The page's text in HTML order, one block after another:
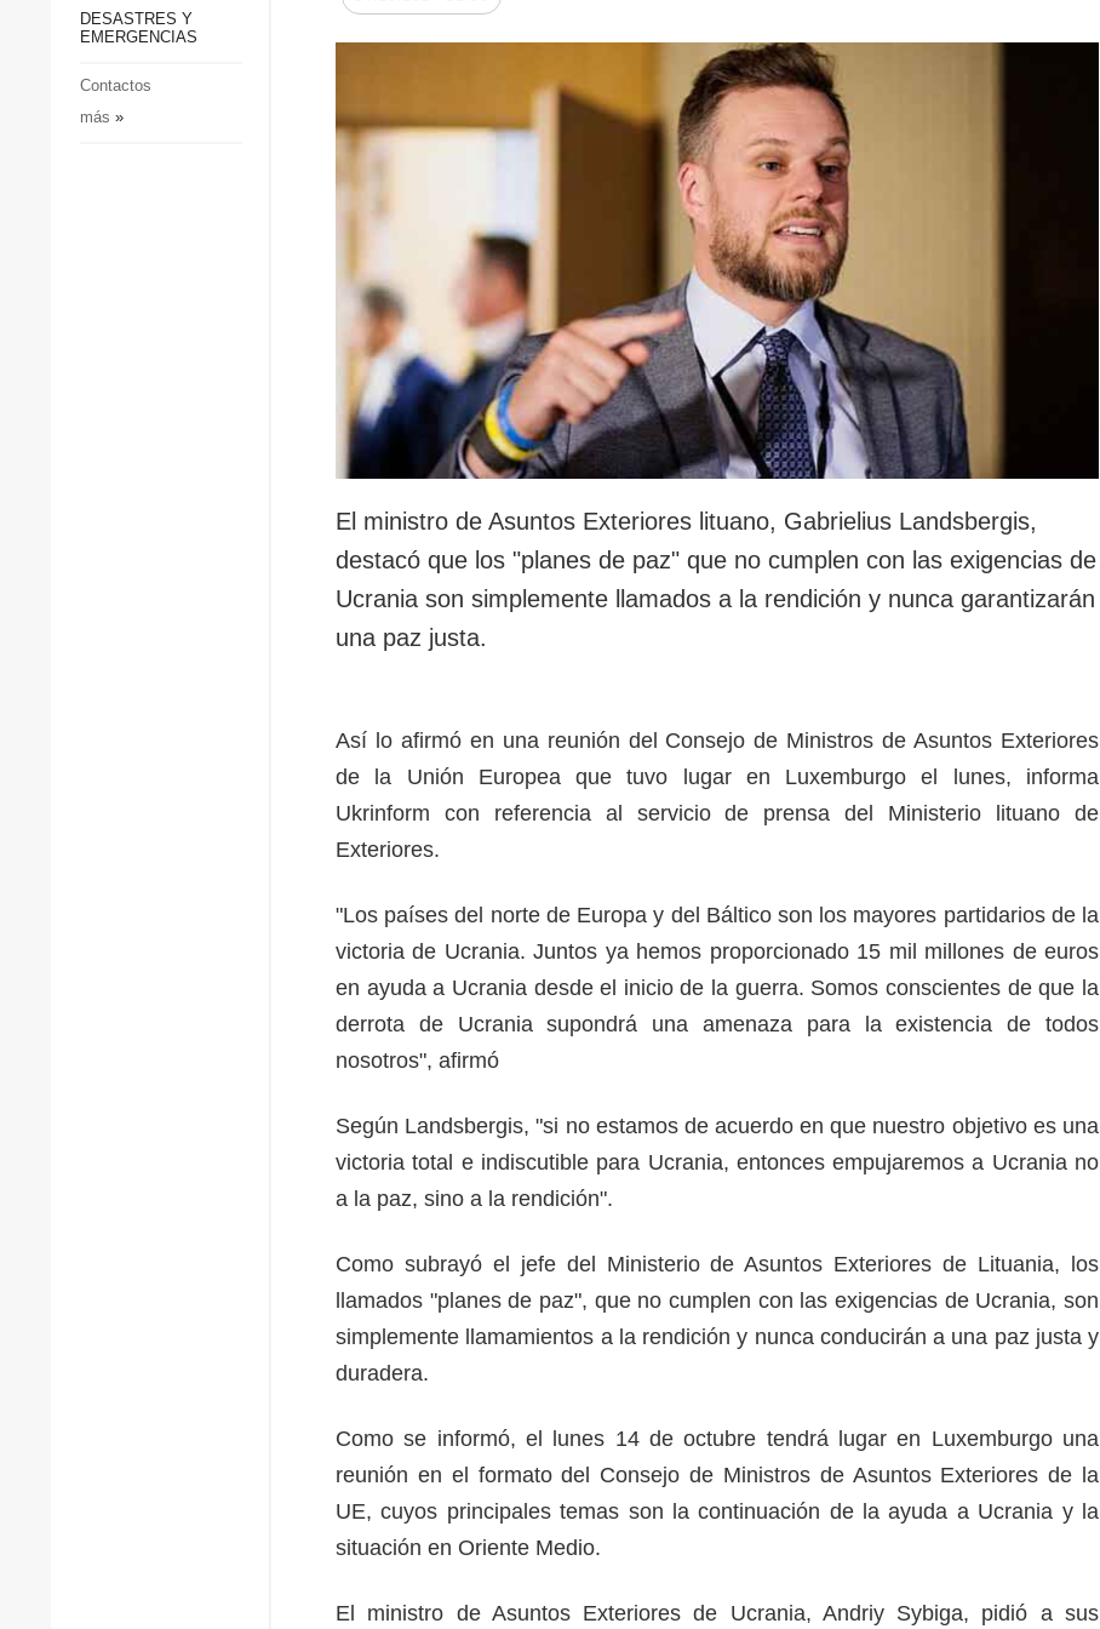
Sociedad y Cultura
Desastres y emergencias
DESASTRES Y
EMERGENCIAS
Contactos
más »
El ministro de Asuntos Exteriores lituano, Gabrielius Landsbergis,
destacó que los "planes de paz" que no cumplen con las exigencias de
Ucrania son simplemente llamados a la rendición y nunca garantizarán
una paz justa.
Así lo afirmó en una reunión del Consejo de Ministros de Asuntos Exteriores
de la Unión Europea que tuvo lugar en Luxemburgo el lunes, informa
Ukrinform con referencia al servicio de prensa del Ministerio lituano de
Exteriores.
"Los países del norte de Europa y del Báltico son los mayores partidarios de la
victoria de Ucrania. Juntos ya hemos proporcionado 15 mil millones de euros
en ayuda a Ucrania desde el inicio de la guerra. Somos conscientes de que la
derrota de Ucrania supondrá una amenaza para la existencia de todos
nosotros", afirmó
Según Landsbergis, "si no estamos de acuerdo en que nuestro objetivo es una
victoria total e indiscutible para Ucrania, entonces empujaremos a Ucrania no
a la paz, sino a la rendición".
Como subrayó el jefe del Ministerio de Asuntos Exteriores de Lituania, los
llamados "planes de paz", que no cumplen con las exigencias de Ucrania, son
simplemente llamamientos a la rendición y nunca conducirán a una paz justa y
duradera.
Como se informó, el lunes 14 de octubre tendrá lugar en Luxemburgo una
reunión en el formato del Consejo de Ministros de Asuntos Exteriores de la
UE, cuyos principales temas son la continuación de la ayuda a Ucrania y la
situación en Oriente Medio.
El ministro de Asuntos Exteriores de Ucrania, Andriy Sybiga, pidió a sus